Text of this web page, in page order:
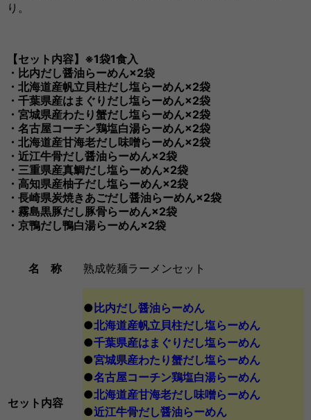
り。
【セット内容】※1袋1食入
・比内だし醤油らーめん×2袋
・北海道産帆立貝柱だし塩らーめん×2袋
・千葉県産はまぐりだし塩らーめん×2袋
・宮城県産わたり蟹だし塩らーめん×2袋
・名古屋コーチン鶏塩白湯らーめん×2袋
・北海道産甘海老だし味噌らーめん×2袋
・近江牛骨だし醤油らーめん×2袋
・三重県産真鯛だし塩らーめん×2袋
・高知県産柚子だし塩らーめん×2袋
・長崎県炭焼きあごだし醤油らーめん×2袋
・霧島黒豚だし豚骨らーめん×2袋
・京鴨だし鴨白湯らーめん×2袋
名 称 熟成乾麺ラーメンセット
セット内容
● 比内だし醤油らーめん
●北海道産帆立貝柱だし塩らーめん
●千葉県産はまぐりだし塩らーめん
●宮城県産わたり蟹だし塩らーめん
●名古屋コーチン鶏塩白湯らーめん
●北海道産甘海老だし味噌らーめん
●近江牛骨だし醤油らーめん